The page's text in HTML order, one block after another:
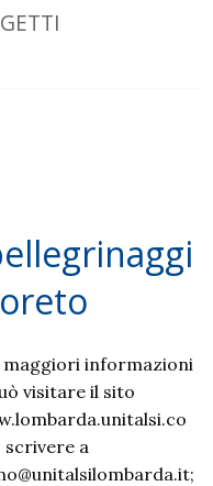
maggiori informazioni
visitare il sito
scrivere a